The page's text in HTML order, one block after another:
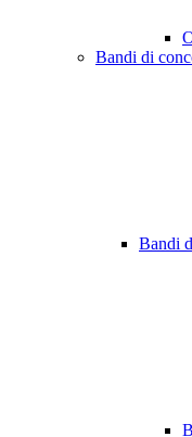
Bandi di
Bandi